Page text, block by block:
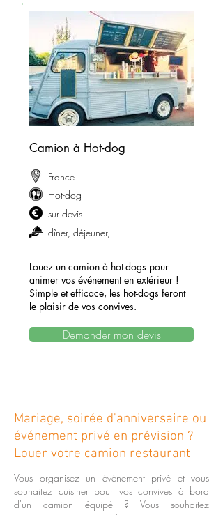
Camion à Hot-dog
France
Hot-dog
sur devis
dîner, déjeuner,
Louez un camion à hot-dogs pour
animer vos événement en extérieur !
Simple et efficace, les hot-dogs feront
le plaisir de vos convives.
Demander mon devis
Mariage, soirée d'anniversaire ou
événement privé en prévision ?
Louer votre camion restaurant
Vous organisez un événement privé et vous
souhaitez cuisiner pour vos convives à bord
d'un camion équipé ? Vous souhaitez